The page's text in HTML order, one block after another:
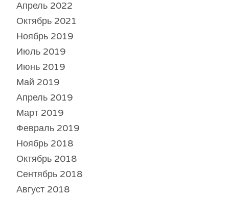
Апрель 2022
Октябрь 2021
Ноябрь 2019
Июль 2019
Июнь 2019
Май 2019
Апрель 2019
Март 2019
Февраль 2019
Ноябрь 2018
Октябрь 2018
Сентябрь 2018
Август 2018